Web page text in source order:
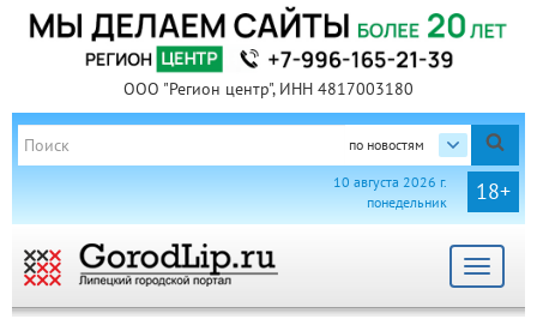
ООО "Регион центр", ИНН 4817003180
по новостям
18+
10 августа 2026 г.
понедельник
Toggle